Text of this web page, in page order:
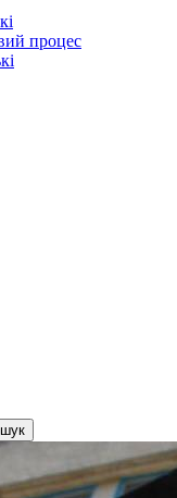
процес